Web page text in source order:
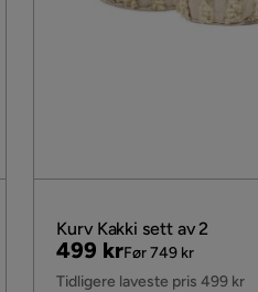
Kurv Kakki sett av 2
Pris
499 kr
Original
Pris
Før 749 kr
Tidligere laveste pris 499 kr